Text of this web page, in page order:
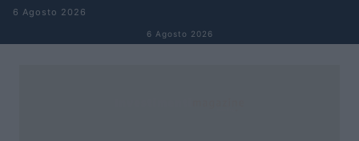
Salta al contenuto
6 Agosto 2026
6 Agosto 2026